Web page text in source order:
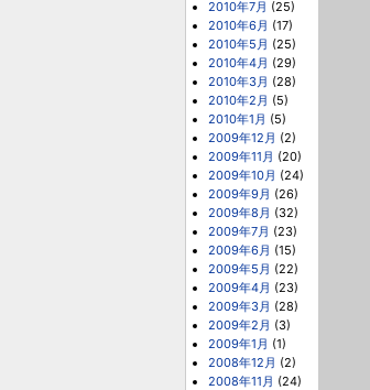
2010年7月 (25)
2010年6月 (17)
2010年5月 (25)
2010年4月 (29)
2010年3月 (28)
2010年2月 (5)
2010年1月 (5)
2009年12月 (2)
2009年11月 (20)
2009年10月 (24)
2009年9月 (26)
2009年8月 (32)
2009年7月 (23)
2009年6月 (15)
2009年5月 (22)
2009年4月 (23)
2009年3月 (28)
2009年2月 (3)
2009年1月 (1)
2008年12月 (2)
2008年11月 (24)